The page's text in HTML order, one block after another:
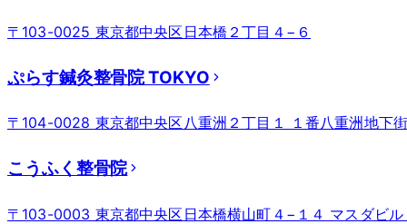
〒103-0025 東京都中央区日本橋２丁目４−６
ぷらす鍼灸整骨院 TOKYO
〒104-0028 東京都中央区八重洲２丁目１ １番八重洲地下
こうふく整骨院
〒103-0003 東京都中央区日本橋横山町４−１４ マスダビル